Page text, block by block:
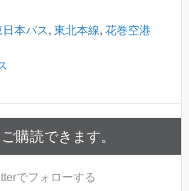
本パス, 東北本線, 花巻空港
購読できます。
でフォローする